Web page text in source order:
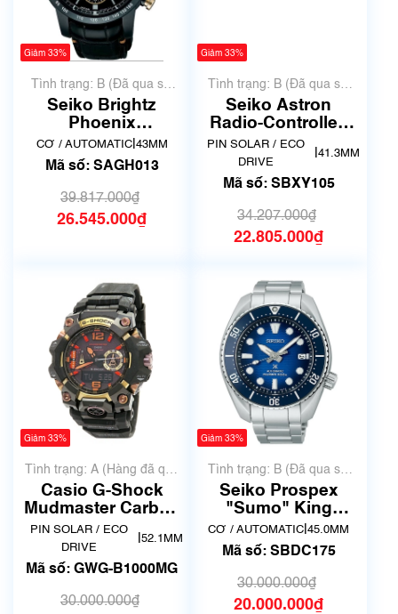
Giảm 33%
Tình trạng: B (Đã qua sử
dụng, hàng đẹp, có chút
xước dăm)
Seiko Brightz
Phoenix
Mechanical
SAGH013
CƠ / AUTOMATIC| 43MM
Mã số: SAGH013
39.817.000₫
26.545.000₫
Giảm 33%
Tình trạng: B (Đã qua sử
dụng, hàng đẹp, có chút
xước dăm)
Seiko Astron
Radio-Controlled
Solar Titanium
SBXY105
PIN SOLAR / ECO
DRIVE
41.3MM
Mã số: SBXY105
34.207.000₫
22.805.000₫
Giảm 33%
Tình trạng: A (Hàng đã qua
sử dụng nhưng rất đẹp,
không có xước)
Casio G-Shock
Mudmaster Carbon
Core Guard GWG-
B1000MG
PIN SOLAR / ECO
DRIVE
52.1MM
Mã số: GWG-B1000MG
30.000.000₫
Giảm 33%
Tình trạng: B (Đã qua sử
dụng, hàng đẹp, có chút
xước dăm)
Seiko Prospex
"Sumo" King
SBDC175
CƠ / AUTOMATIC 45.0MM
Mã số: SBDC175
30.000.000₫
20.000.000₫